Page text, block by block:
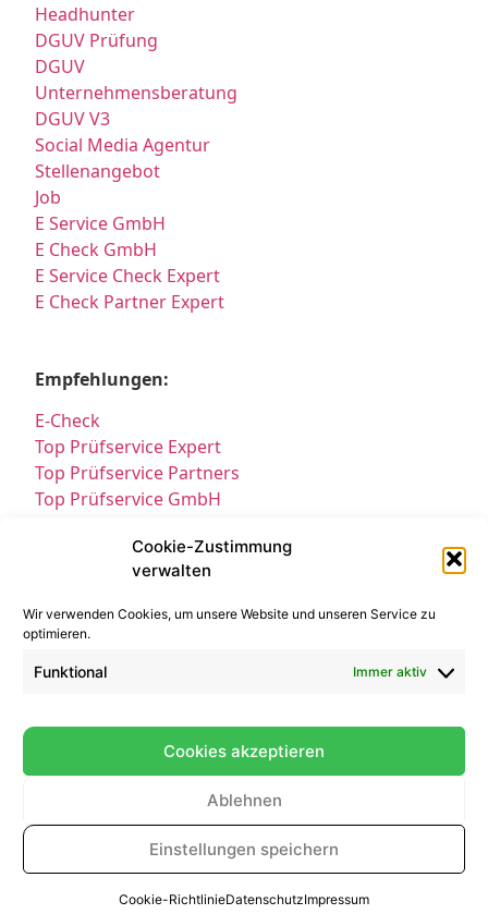
Cookie-Zustimmung
verwalten
Wir verwenden Cookies, um unsere Website und unseren Service zu
optimieren.
Funktional Immer aktiv
Cookies akzeptieren
Ablehnen
Einstellungen speichern
Cookie-RichtlinieDatenschutzImpressum
Headhunter
DGUV Prüfung
DGUV
Unternehmensberatung
DGUV V3
Social Media Agentur
Stellenangebot
Job
E Service GmbH
E Check GmbH
E Service Check Expert
E Check Partner Expert
Empfehlungen:
E-Check
Top Prüfservice Expert
Top Prüfservice Partners
Top Prüfservice GmbH
Sicherheitsprüfungen Partners
Sicherheitsprüfungen Expert
Prüfung E-Check Expert
Prüfung elektrischer Anlagen
Kontakt Impressum Datenschutz
© All Rights Reserved 2025